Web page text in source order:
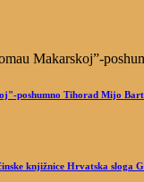
poshumno Tihorad Mijo
knjižnice Hrvatska sloga